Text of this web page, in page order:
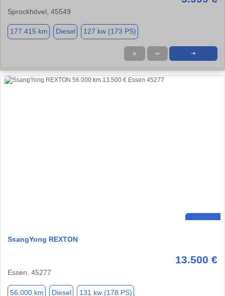
Sprockhövel, 45549
177.415 km Diesel 127 kw (173 PS)
★ ➦ ➜
SsangYong REXTON
13.500 €
Essen, 45277
56.000 km Diesel 131 kw (178 PS)